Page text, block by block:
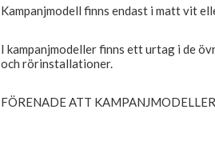
Kampanjmodell finns endast i matt vit
I kampanjmodeller finns ett urtag i de
och rörinstallationer.
FÖRENADE ATT